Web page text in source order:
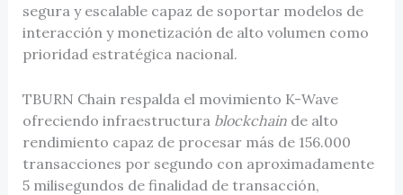
segura y escalable capaz de soportar modelos de
interacción y monetización de alto volumen como
prioridad estratégica nacional.
TBURN Chain respalda el movimiento K-Wave
ofreciendo infraestructura blockchainde alto
rendimiento capaz de procesar más de 156.000
transacciones por segundo con aproximadamente
5 milisegundos de finalidad de transacción,